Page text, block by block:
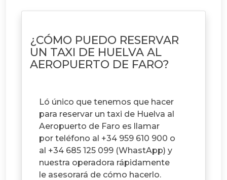
¿CÓMO PUEDO RESERVAR
UN TAXI DE HUELVA AL
AEROPUERTO DE FARO?
Ló único que tenemos que hacer
para reservar un taxi de Huelva al
Aeropuerto de Faro es llamar
por teléfono al +34 959 610 900 o
al +34 685 125 099 (WhastApp) y
nuestra operadora rápidamente
le asesorará de cómo hacerlo.